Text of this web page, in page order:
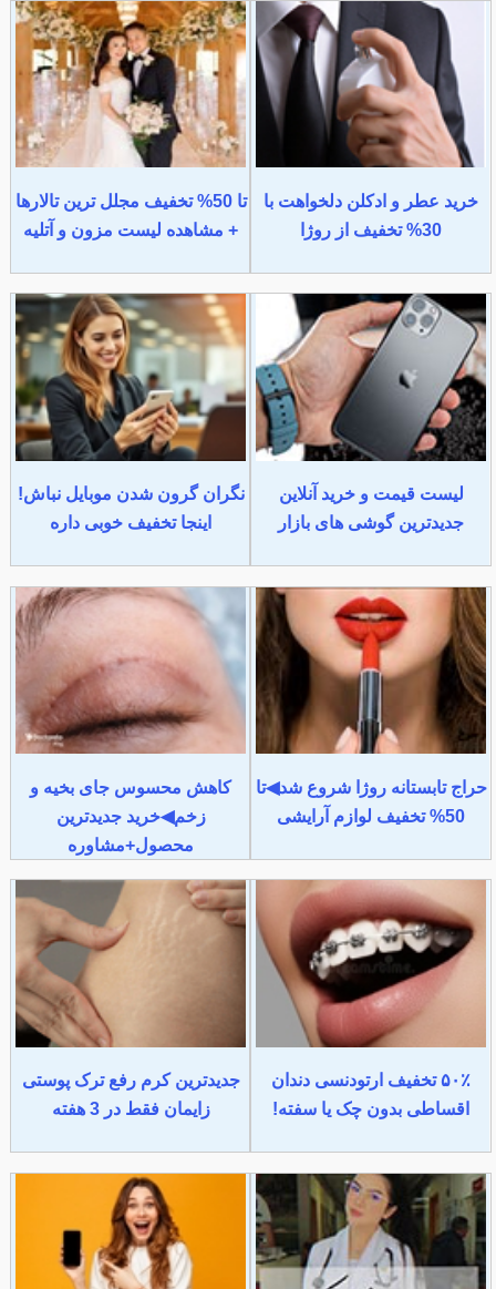
خرید عطر و ادکلن دلخواهت با
30% تخفیف از روژا
تا 50% تخفیف مجلل ترین تالارها
+ مشاهده لیست مزون و آتلیه
لیست قیمت و خرید آنلاین
جدیدترین گوشی های بازار
نگران گرون شدن موبایل نباش!
اینجا تخفیف خوبی داره
حراج تابستانه روژا شروع شد◀تا
50% تخفیف لوازم آرایشی
کاهش محسوس جای بخیه و
زخم◀خرید جدیدترین
محصول+مشاوره
۵۰٪ تخفیف ارتودنسی دندان
اقساطی بدون چک یا سفته!
جدیدترین کرم رفع ترک پوستی
زایمان فقط در 3 هفته